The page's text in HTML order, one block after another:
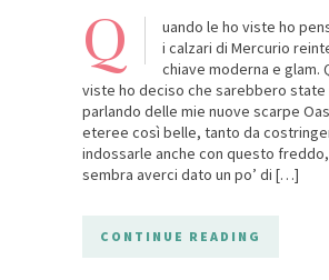
Q
uando le ho viste ho
i calzari di Mercurio
chiave moderna e glam.
viste ho deciso che sarebbero state
parlando delle mie nuove scarpe
eteree così belle, tanto da
indossarle anche con questo
sembra averci dato un po’ di […]
CONTINUE READING